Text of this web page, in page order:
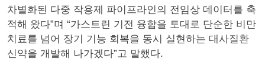
차별화된 다중 작용제 파이프라인의 전임상 데이터를 축
적해 왔다”며 “가스트린 기전 융합을 토대로 단순한 비만
치료를 넘어 장기 기능 회복을 동시 실현하는 대사질환
신약을 개발해 나가겠다”고 말했다.